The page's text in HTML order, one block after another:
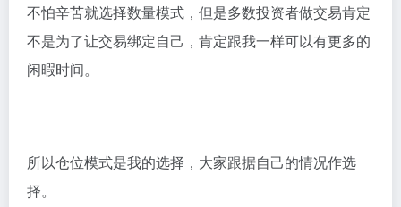
不怕辛苦就选择数量模式，但是多数投资者做交易肯定
不是为了让交易绑定自己，肯定跟我一样可以有更多的
闲暇时间。
所以仓位模式是我的选择，大家跟据自己的情况作选
择。